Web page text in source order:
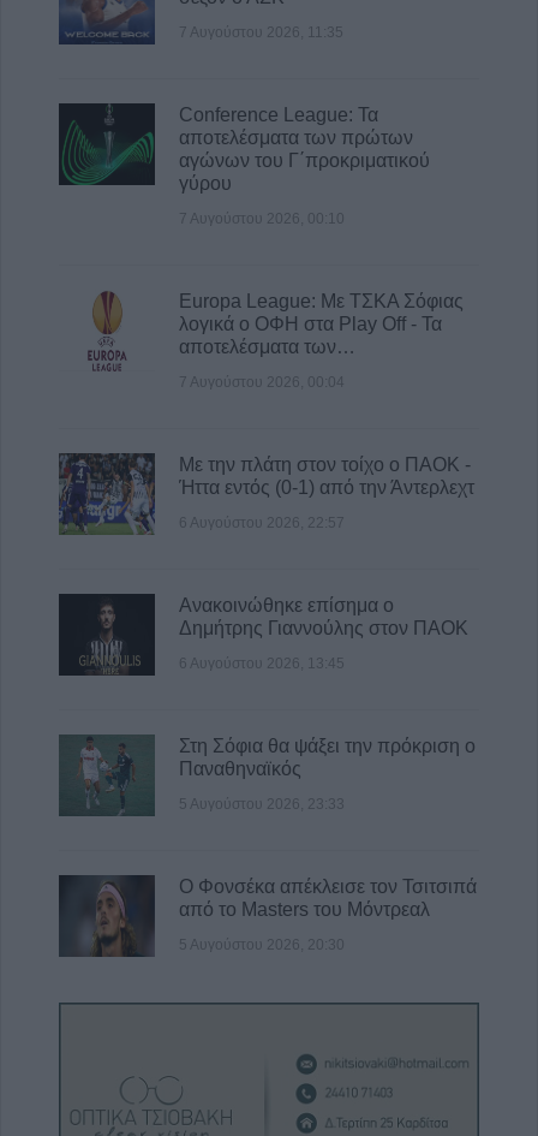
7 Αυγούστου 2026, 00:04
“Ciao espresso bar”: 12 χρόνια τώρα η δική
6 Αυγούστου 2026, 23:51
Με την πλάτη στον τοίχο ο ΠΑΟΚ - Ήττα
εντός (0-1) από την Άντερλεχτ
επίσκεψης και σε άλλους τέσσερις
6 Αυγούστου 2026, 22:48
Σύγκρουση δύο τραμ στη Γερμανία – Πάνω
από 20 τραυματίες
7 Αυγούστου 2026, 11:35
Conference League: Τα
αποτελέσματα των πρώτων
αγώνων του Γ΄προκριματικού
γύρου
7 Αυγούστου 2026, 00:10
Europa League: Με ΤΣΚΑ Σόφιας
λογικά ο ΟΦΗ στα Play Off - Τα
αποτελέσματα των…
7 Αυγούστου 2026, 00:04
Με την πλάτη στον τοίχο ο ΠΑΟΚ -
Ήττα εντός (0-1) από την Άντερλεχτ
6 Αυγούστου 2026, 22:57
Ανακοινώθηκε επίσημα ο
Δημήτρης Γιαννούλης στον ΠΑΟΚ
6 Αυγούστου 2026, 13:45
Στη Σόφια θα ψάξει την πρόκριση ο
Παναθηναϊκός
5 Αυγούστου 2026, 23:33
Ο Φονσέκα απέκλεισε τον Τσιτσιπά
από το Masters του Μόντρεαλ
5 Αυγούστου 2026, 20:30